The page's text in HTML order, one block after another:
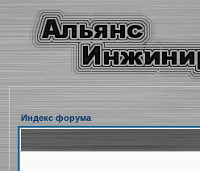
Индекс форума